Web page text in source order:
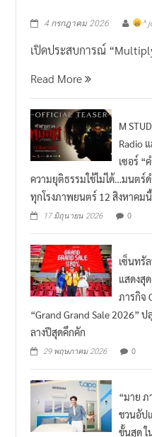
4 กรกฎาคม 2026 ^
เปิดประสบการณ์
Read More
M
Radio
เซอร์ “
ความยุติธรรมใช้ไม่ได้…มนตร์ด
ทุกโรงภาพยนตร์ 12 สิงหาคมนี้
17 มิถุนายน 2026 0
เซ็นทรั
แสดงสุ
ภารกิจ
“Grand Grand Sale 2026”
ลางปีสุดคึกคัก
29 พฤษภาคม 2026 0
“มาย
ชวนอัป
ขั้นสุด ใ